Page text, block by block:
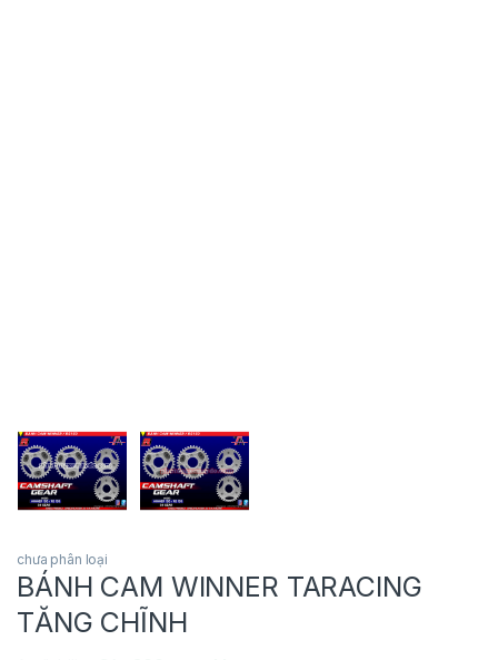
chưa phân loại
BÁNH CAM WINNER TARACING
TĂNG CHĨNH